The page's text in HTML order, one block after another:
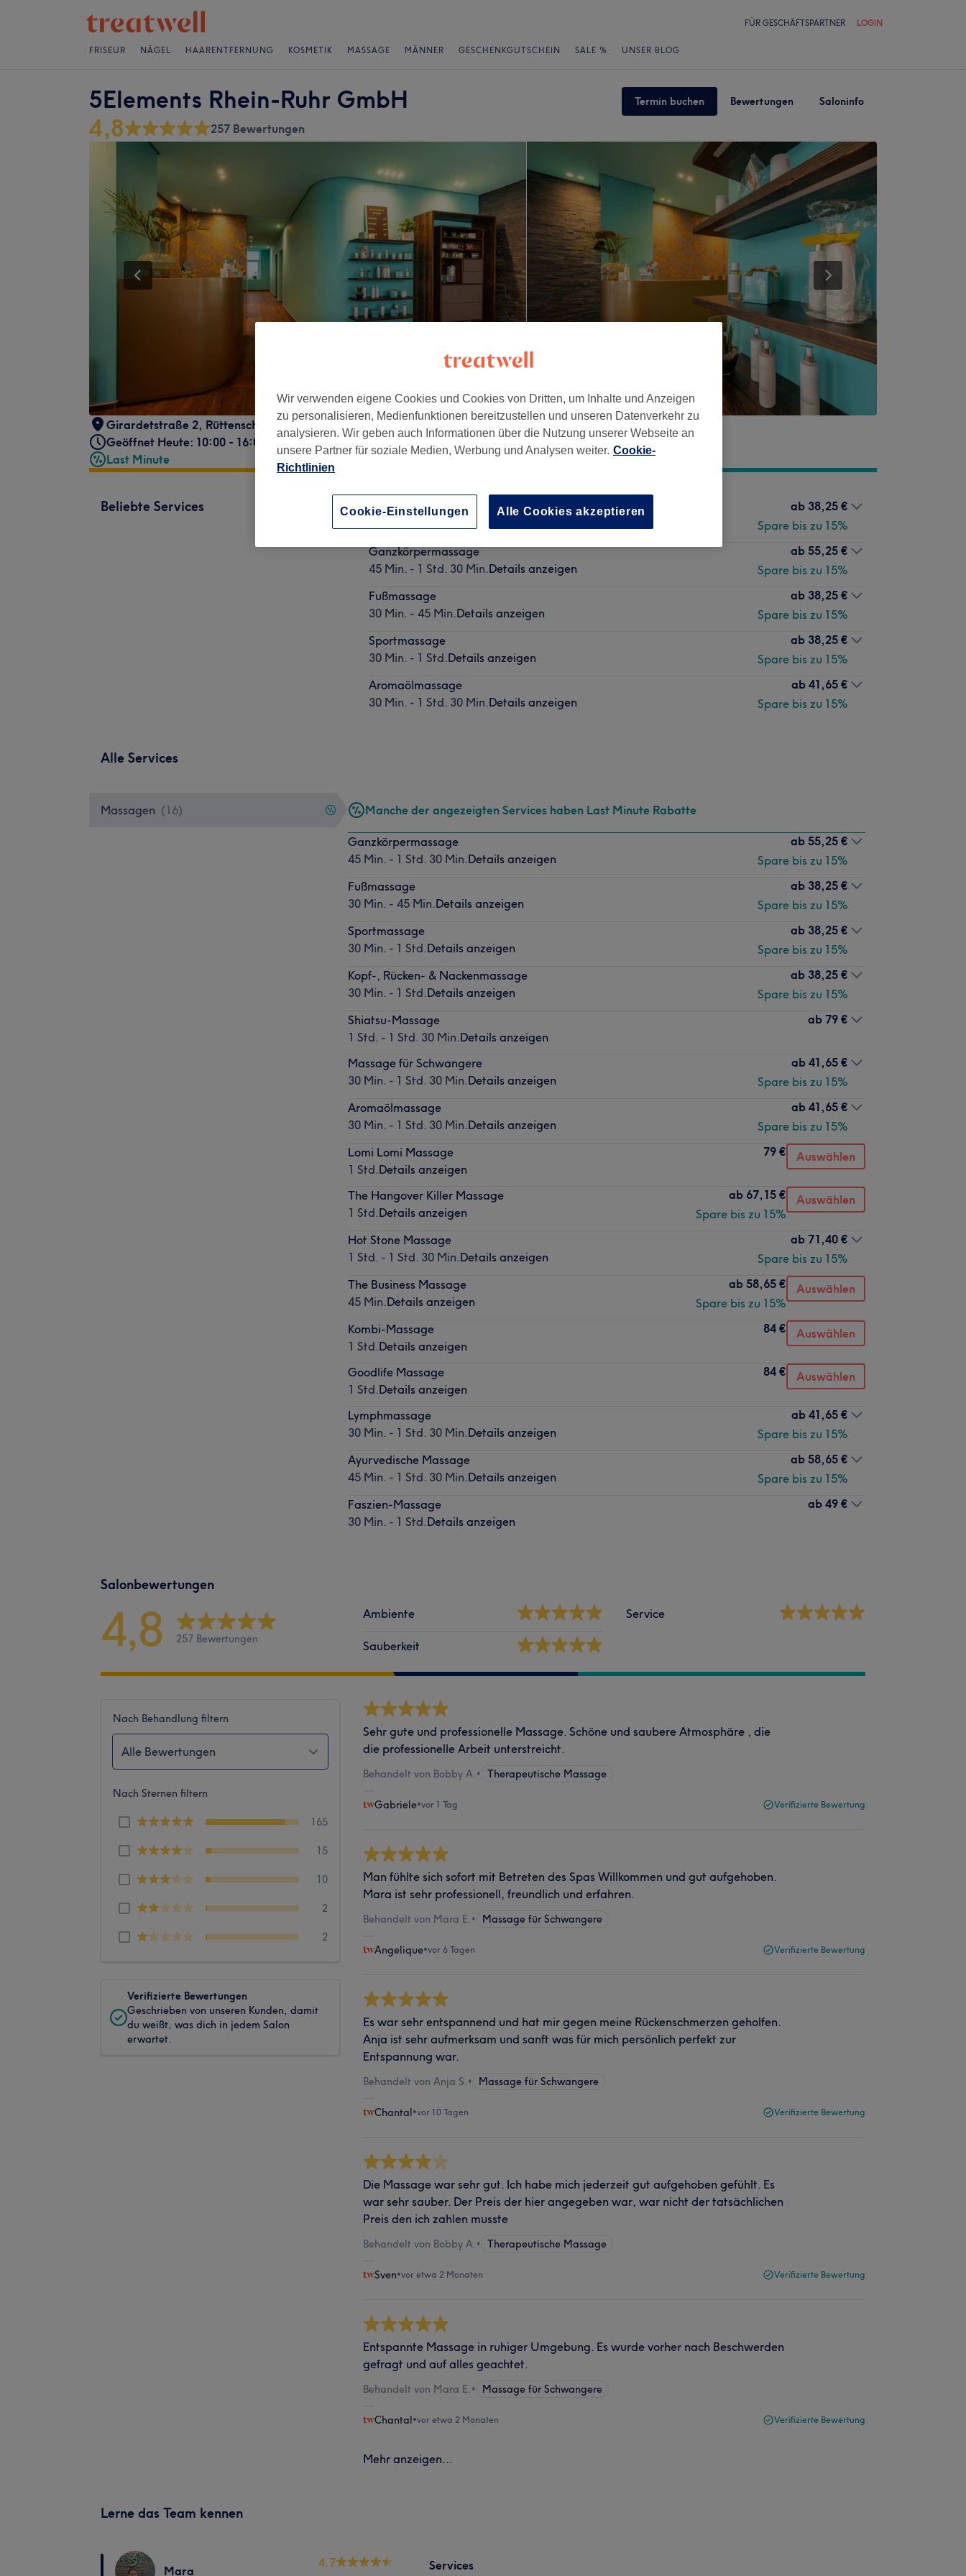
FÜR GESCHÄFTSPARTNER LOGIN
FRISEUR NÄGEL HAARENTFERNUNG KOSMETIK MASSAGE MÄNNER GESCHENKGUTSCHEIN SALE % UNSER BLOG
5Elements Rhein-Ruhr GmbH Termin buchen Bewertungen Saloninfo
4,8 257 Bewertungen
Girardetstraße 2, Rüttenscheid, Essen, 45131
Geöffnet Heute: 10:00 - 16:00
Last Minute
Beliebte Services
Kopf-, Rücken- & Nackenmassage
ab 38,25 €
Spare bis zu 15%
Ganzkörpermassage
45 Min. - 1 Std. 30 Min.Details anzeigen
ab 55,25 €
Spare bis zu 15%
Fußmassage
30 Min. - 45 Min.Details anzeigen
ab 38,25 €
Spare bis zu 15%
Sportmassage
30 Min. - 1 Std.Details anzeigen
ab 38,25 €
Spare bis zu 15%
Aromaölmassage
30 Min. - 1 Std. 30 Min.Details anzeigen
ab 41,65 €
Spare bis zu 15%
Alle Services
Massagen (16) Manche der angezeigten Services haben Last Minute Rabatte
Ganzkörpermassage
45 Min. - 1 Std. 30 Min.Details anzeigen
ab 55,25 €
Spare bis zu 15%
Fußmassage
30 Min. - 45 Min.Details anzeigen
ab 38,25 €
Spare bis zu 15%
Sportmassage
30 Min. - 1 Std.Details anzeigen
ab 38,25 €
Spare bis zu 15%
Kopf-, Rücken- & Nackenmassage
30 Min. - 1 Std.Details anzeigen
ab 38,25 €
Spare bis zu 15%
Shiatsu-Massage
1 Std. - 1 Std. 30 Min.Details anzeigen
ab 79 €
Massage für Schwangere
30 Min. - 1 Std. 30 Min.Details anzeigen
ab 41,65 €
Spare bis zu 15%
Aromaölmassage
30 Min. - 1 Std. 30 Min.Details anzeigen
ab 41,65 €
Spare bis zu 15%
Lomi Lomi Massage
1 Std.Details anzeigen
79 € Auswählen
The Hangover Killer Massage
1 Std.Details anzeigen
ab 67,15 €
Spare bis zu 15%
Auswählen
Hot Stone Massage
1 Std. - 1 Std. 30 Min.Details anzeigen
ab 71,40 €
Spare bis zu 15%
The Business Massage
45 Min.Details anzeigen
ab 58,65 €
Spare bis zu 15%
Auswählen
Kombi-Massage
1 Std.Details anzeigen
84 € Auswählen
Goodlife Massage
1 Std.Details anzeigen
84 € Auswählen
Lymphmassage
30 Min. - 1 Std. 30 Min.Details anzeigen
ab 41,65 €
Spare bis zu 15%
Ayurvedische Massage
45 Min. - 1 Std. 30 Min.Details anzeigen
ab 58,65 €
Spare bis zu 15%
Faszien-Massage
30 Min. - 1 Std.Details anzeigen
ab 49 €
Salonbewertungen
4,8 257 Bewertungen
Ambiente
Sauberkeit
Service
Nach Behandlung filtern
Alle Bewertungen
Nach Sternen filtern
165
15
10
2
2
Verifizierte Bewertungen
Geschrieben von unseren Kunden, damit
du weißt, was dich in jedem Salon
erwartet.
Sehr gute und professionelle Massage. Schöne und saubere Atmosphäre , die
die professionelle Arbeit unterstreicht.
Behandelt von Bobby A. • Therapeutische Massage
Gabriele•vor 1 Tag Verifizierte Bewertung
Man fühlte sich sofort mit Betreten des Spas Willkommen und gut aufgehoben.
Mara ist sehr professionell, freundlich und erfahren.
Behandelt von Mara E. • Massage für Schwangere
Angelique•vor 6 Tagen Verifizierte Bewertung
Es war sehr entspannend und hat mir gegen meine Rückenschmerzen geholfen.
Anja ist sehr aufmerksam und sanft was für mich persönlich perfekt zur
Entspannung war.
Behandelt von Anja S. • Massage für Schwangere
Chantal•vor 10 Tagen Verifizierte Bewertung
Die Massage war sehr gut. Ich habe mich jederzeit gut aufgehoben gefühlt. Es
war sehr sauber. Der Preis der hier angegeben war, war nicht der tatsächlichen
Preis den ich zahlen musste
Behandelt von Bobby A. • Therapeutische Massage
Sven•vor etwa 2 Monaten Verifizierte Bewertung
Entspannte Massage in ruhiger Umgebung. Es wurde vorher nach Beschwerden
gefragt und auf alles geachtet.
Behandelt von Mara E. • Massage für Schwangere
Chantal•vor etwa 2 Monaten Verifizierte Bewertung
Mehr anzeigen...
Lerne das Team kennen
Mara
4.7 Services
Wir verwenden eigene Cookies und Cookies von Dritten, um Inhalte und Anzeigen
zu personalisieren, Medienfunktionen bereitzustellen und unseren Datenverkehr zu
analysieren. Wir geben auch Informationen über die Nutzung unserer Webseite an
unsere Partner für soziale Medien, Werbung und Analysen weiter. Cookie-
Richtlinien
Cookie-Einstellungen Alle Cookies akzeptieren